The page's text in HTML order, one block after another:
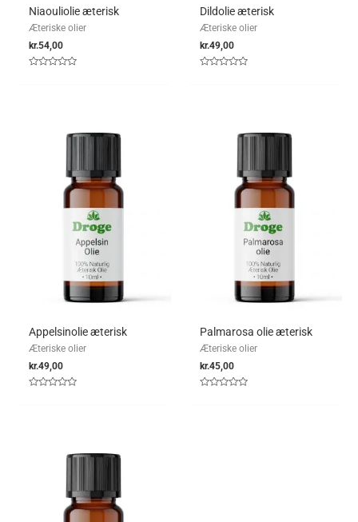
Niaouliolie æterisk
Æteriske olier
kr.54,00
Dildolie æterisk
Æteriske olier
kr.49,00
Appelsinolie æterisk
Æteriske olier
kr.49,00
Palmarosa olie æterisk
Æteriske olier
kr.45,00